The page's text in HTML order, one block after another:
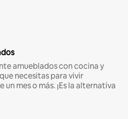
amueblados con cocina y
necesitas para vivir
mes o más. ¡Es la alternativa